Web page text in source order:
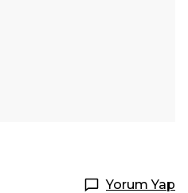
Yorum Yap